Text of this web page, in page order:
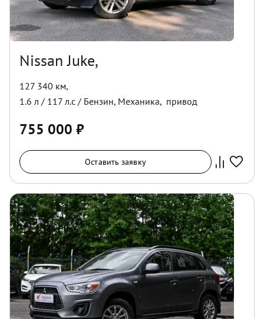
Nissan Juke,
127 340 км,
1.6 л / 117 л.с / Бензин, Механика, привод
755 000 ₽
Оставить заявку